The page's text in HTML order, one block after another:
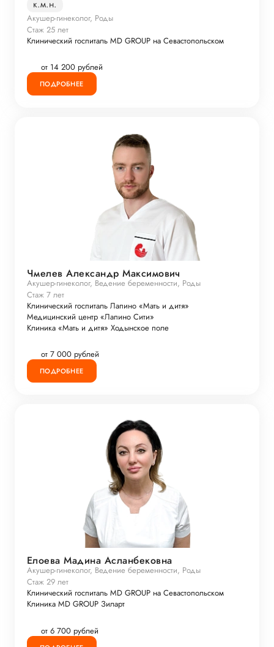
к.м.н.
Акушер-гинеколог, Роды
Стаж 25 лет
Клинический госпиталь MD GROUP на Севастопольском
от 14 200 рублей
ПОДРОБНЕЕ
Чмелев Александр Максимович
Акушер-гинеколог, Ведение беременности, Роды
Стаж 7 лет
Клинический госпиталь Лапино «Мать и дитя»
Медицинский центр «Лапино Сити»
Клиника «Мать и дитя» Ходынское поле
от 7 000 рублей
ПОДРОБНЕЕ
Елоева Мадина Асланбековна
Акушер-гинеколог, Ведение беременности, Роды
Стаж 29 лет
Клинический госпиталь MD GROUP на Севастопольском
Клиника MD GROUP Зиларт
от 6 700 рублей